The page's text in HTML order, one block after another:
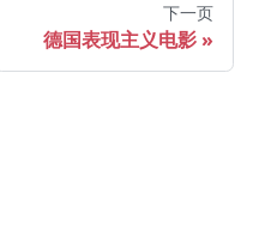
下一页
德国表现主义电影